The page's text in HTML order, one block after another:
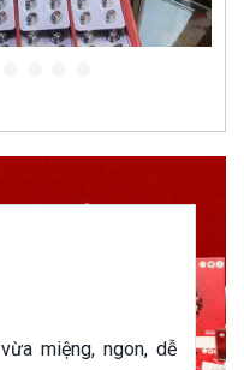
miệng, ngon, dễ